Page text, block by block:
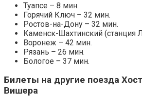
Туапсе – 8 мин.
Горячий Ключ – 32 мин.
Ростов-на-Дону – 32 мин.
Каменск-Шахтинский (станция
Воронеж – 42 мин.
Рязань – 26 мин.
Бологое – 37 мин.
Билеты на другие поезда
Вишера